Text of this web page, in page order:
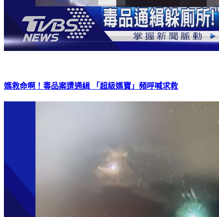
媽救命啊！毒品案遭通緝 「超級媽寶」頻呼喊求救